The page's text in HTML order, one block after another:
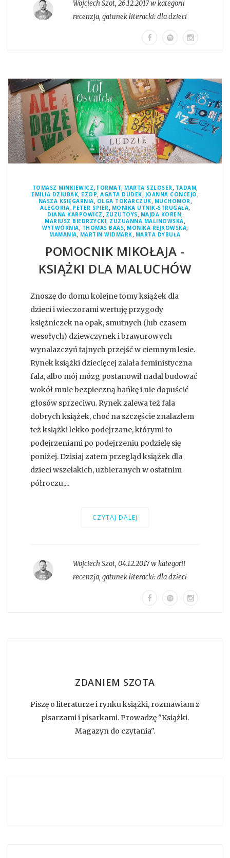
Wojciech Szot, 26.12.2017 w kategorii
recenzja, gatunek literacki:dla dzieci
TOMASZ MINKIEWICZ, FORMAT, MARTA SZLOSER, TADAM,
EMILIA DZIUBAK, EZOP,AGATA DUDEK, JOANNA CONCEJO ,
NASZA KSIĘGARNIA, OLGA TOKARCZUK, MUCHOMOR,
ALEGORIA, PETER SPIER, MONIKA UTNIK-STRUGAŁA,
DIANA KARPOWICZ , ZUZUTOYS, MAJDA KOREN,
MARIUSZ BIEDRZYCKI, ZUZUANNA MALINOWSKA,
WYTWÓRNIA, THOMAS BAAS, MONIKA REJKOWSKA,
MAMANIA, MARTIN WIDMARK, MARTA DYBUŁA
POMOCNIK MIKOŁAJA -
KSIĄŻKI DLA MALUCHÓW
Znoszę do domu kolejne tomy książek dla
dzieci i wieczorami wertuję przygody
księżniczek na opak, smutnych (lub czasem
wesołych) dziewczynek i brawurowych
wynalazczyń tajnych przejść w ciemnym lesie.
Rynek książki dziecięcej zalała feministyczna
fala, albo mój mózg postanowił nadal budować
wokół mnie bezpieczną bańkę i nie dopuścić
głosów sprzeciwu. Rynek zalewa też fala
dobrych książek, choć na szczęście znalazłem
też książki lekko podejrzane, którymi to
podejrzeniami po podejrzeniu podzielę się
poniżej. Dzisiaj zatem przegląd książek dla
dzieci wszelakich, uzbieranych w ostatnim
półroczu,...
CZYTAJ DALEJ
Wojciech Szot, 04.12.2017 w kategorii
recenzja, gatunek literacki:dla dzieci
ZDANIEM SZOTA
Piszę o literaturze i rynku książki, rozmawiam z
pisarzami i pisarkami. Prowadzę "Książki.
Magazyn do czytania".